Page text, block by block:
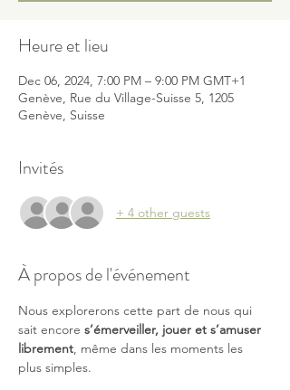
Heure et lieu
Dec 06, 2024, 7:00 PM – 9:00 PM GMT+1
Genève, Rue du Village-Suisse 5, 1205
Genève, Suisse
Invités
+ 4 other guests
À propos de l'événement
Nous explorerons cette part de nous qui
sait encore s’émerveiller, jouer et s’amuser
librement, même dans les moments les
plus simples.